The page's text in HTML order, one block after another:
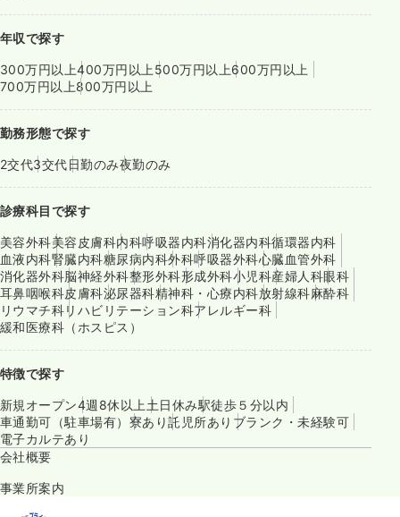
年収で探す
300万円以上400万円以上 500万円以上600万円以上
700万円以上800万円以上
勤務形態で探す
2交代3交代日勤のみ夜勤のみ
診療科目で探す
美容外科美容皮膚科内科呼吸器内科消化器内科循環器内科
血液内科腎臓内科糖尿病内科外科呼吸器外科心臓血管外科
消化器外科脳神経外科整形外科形成外科小児科産婦人科眼科
耳鼻咽喉科皮膚科泌尿器科精神科・心療内科放射線科麻酔科
リウマチ科リハビリテーション科アレルギー科
緩和医療科（ホスピス）
特徴で探す
新規オープン4週8休以上 土日休み駅徒歩５分以内
車通勤可（駐車場有） 寮あり託児所あり ブランク・未経験可
電子カルテあり
会社概要
事業所案内